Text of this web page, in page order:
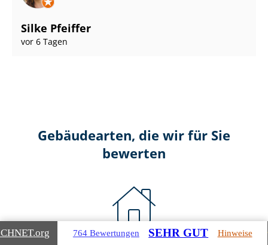
Silke Pfeiffer
vor 6 Tagen
Gebäudearten, die wir für Sie
bewerten
.org 764 Bewertungen SEHR GUT Hinweise